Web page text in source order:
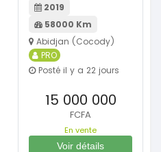
2019
58000 Km
Abidjan (Cocody)
PRO
Posté il y a 22 jours
15 000 000
FCFA
En vente
Voir détails